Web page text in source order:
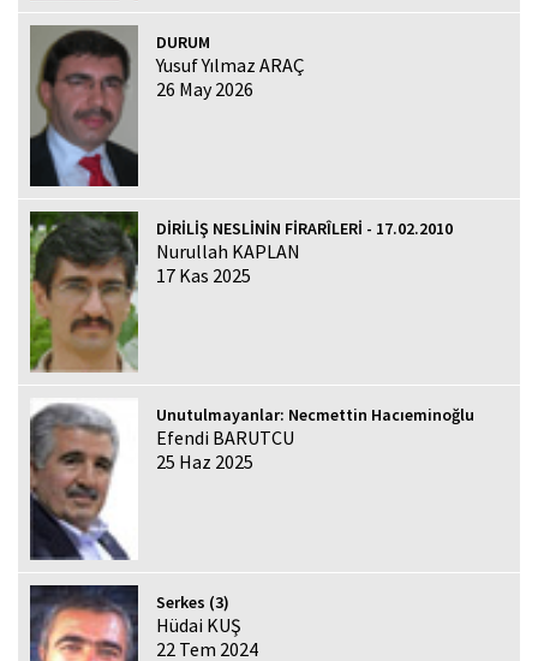
DURUM
Yusuf Yılmaz ARAÇ
26 May 2026
DİRİLİŞ NESLİNİN FİRARÎLERİ - 17.02.2010
Nurullah KAPLAN
17 Kas 2025
Unutulmayanlar: Necmettin Hacıeminoğlu
Efendi BARUTCU
25 Haz 2025
Serkes (3)
Hüdai KUŞ
22 Tem 2024